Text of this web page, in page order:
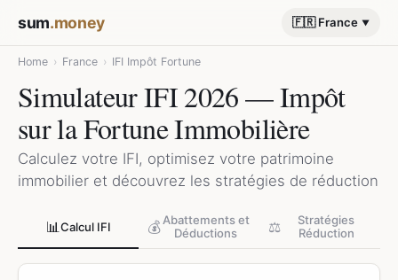
sum.money 🇫🇷 France
Home › France › IFI Impôt Fortune
Simulateur IFI 2026 — Impôt
sur la Fortune Immobilière
Calculez votre IFI, optimisez votre patrimoine
immobilier et découvrez les stratégies de réduction
📊 Calcul IFI 💰Abattements et
Déductions
⚖️
Stratégies
Réduction